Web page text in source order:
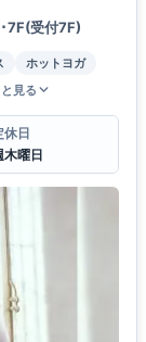
7F(受付7F)
ホットヨガ
見る
休日
木曜日